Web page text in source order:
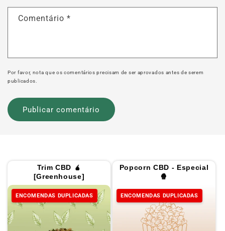
Comentário *
Por favor, nota que os comentários precisam de ser aprovados antes de serem
publicados.
Trim CBD 🧉
[Greenhouse]
ENCOMENDAS DUPLICADAS
Popcorn CBD - Especial
🍿
ENCOMENDAS DUPLICADAS